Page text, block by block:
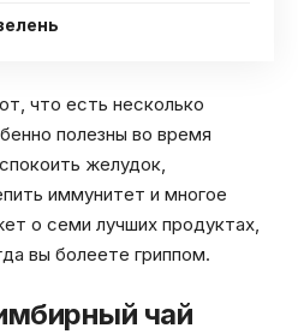
что есть несколько
полезны во время
желудок,
иммунитет и многое
о семи лучших продуктах,
вы болеете гриппом.
чай